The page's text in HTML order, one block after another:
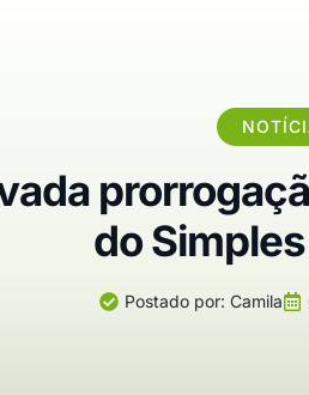
do
Postado por: Camila